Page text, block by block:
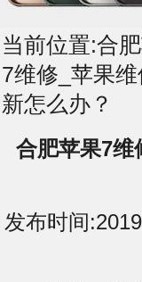
当前位置:合
7维修_苹果
新怎么办？
合肥苹果7
发布时间